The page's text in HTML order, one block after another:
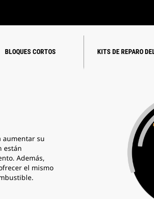
BLOQUES CORTOS KITS DE REPARO
aumentar su
están
Además,
el mismo